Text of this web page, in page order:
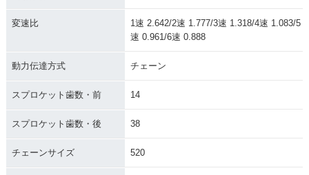
変速比
1速 2.642/2速 1.777/3速 1.318/4速 1.083/5
速 0.961/6速 0.888
動力伝達方式 チェーン
スプロケット歯数・前 14
スプロケット歯数・後 38
チェーンサイズ 520